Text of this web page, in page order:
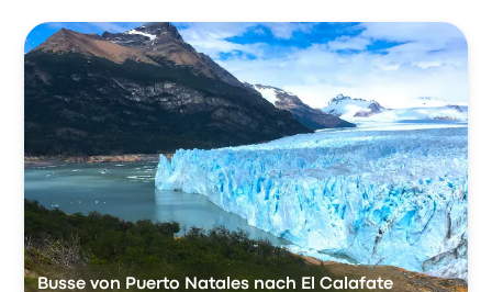
Busse von Puerto Natales nach El Calafate